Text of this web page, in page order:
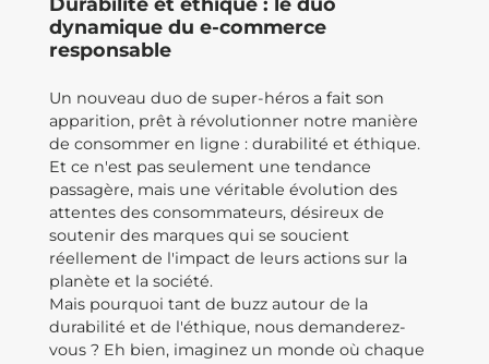
dynamique du e-commerce
responsable
Un nouveau duo de super-héros a fait son
apparition, prêt à révolutionner notre manière
de consommer en ligne : durabilité et éthique.
Et ce n'est pas seulement une tendance
passagère, mais une véritable évolution des
attentes des consommateurs, désireux de
soutenir des marques qui se soucient
réellement de l'impact de leurs actions sur la
planète et la société.
Mais pourquoi tant de buzz autour de la
durabilité et de l'éthique, nous demanderez-
vous ? Eh bien, imaginez un monde où chaque